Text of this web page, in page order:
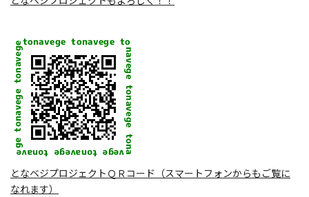
となベジプロジェクトＱＲコード（スマートフォンからもご覧に
なれます）